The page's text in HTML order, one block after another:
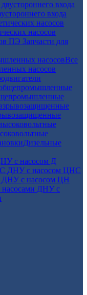
входа
насосов
Запчасти для
Все
насосов
Дизельные
с насосом Д
ДНУ с насосом ЦНС
ДНУ с насосом ЦН
ДНУ с